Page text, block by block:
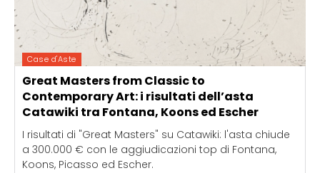
Case d'Aste
Great Masters from Classic to
Contemporary Art: i risultati dell’asta
Catawiki tra Fontana, Koons ed Escher
I risultati di "Great Masters" su Catawiki: l'asta chiude
a 300.000 € con le aggiudicazioni top di Fontana,
Koons, Picasso ed Escher.